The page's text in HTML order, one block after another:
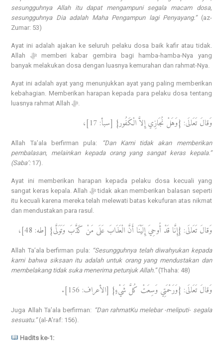
sesungguhnya Allah itu dapat mengampuni segala macam dosa,
sesungguhnya Dia adalah Maha Pengampun lagi Penyayang.”(az-
Zumar: 53)
Ayat ini adalah ajakan ke seluruh pelaku dosa baik kafir atau tidak.
Allah ﷻ memberi kabar gembira bagi hamba-hamba-Nya yang
banyak melakukan dosa dengan luasnya kemurahan dan rahmat-Nya.
Ayat ini adalah ayat yang menunjukkan ayat yang paling memberikan
kebahagian. Memberikan harapan kepada para pelaku dosa tentang
وَقالَ تَعَالَى: {وَهَلْ نُجَازِي إِلاَّ الْكَفُور} [سبأ: 17]،
Allah Ta’ala berfirman pula:
“Dan Kami tidak akan memberikan
pembalasan, melainkan kepada orang yang sangat keras kepala.”
(Saba’:17).
Ayat ini memberikan harapan kepada pelaku dosa kecuali yang
sangat keras kepala. Allah ﷻ tidak akan memberikan balasan seperti
itu kecuali karena mereka telah melewati batas kekufuran atas nikmat
dan mendustakan para rasul.
وَقالَ تَعَالَى: {إِنَّا قَدْ أُوحِيَ إِلَيْنَا أَنَّ الْعَذَابَ عَلَى مَنْ كَذَّبَ وَتَوَلَّى} [طه: 48]،
Allah Ta’ala berfirman pula: “Sesungguhnya telah diwahyukan kepada
kami bahwa siksaan itu adalah untuk orang yang mendustakan dan
membelakang tidak suka menerima petunjuk Allah.”(Thaha: 48)
وَقالَ تَعَالَى: {وَرَحْمَتِي وَسِعَتْ كُلَّ شَيْءٍ} [الأعراف: 156].
Juga Allah Ta’ala berfirman: “Dan rahmatKu melebar -meliputi- segala
sesuatu.”(al-A’raf: 156).
Hadits ke-1: